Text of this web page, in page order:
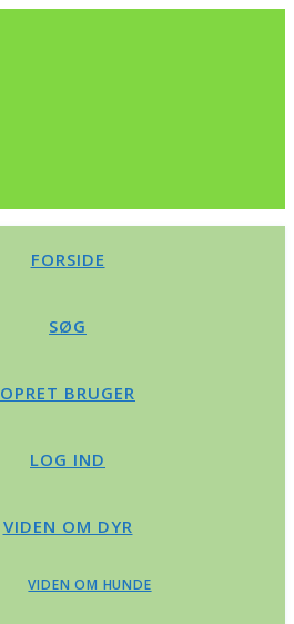
FORSIDE
SØG
OPRET BRUGER
LOG IND
VIDEN OM DYR
VIDEN OM HUNDE